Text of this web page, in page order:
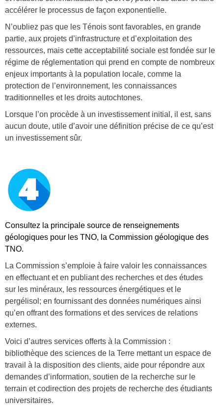
accélérer le processus de façon exponentielle.
N’oubliez pas que les Ténois sont favorables, en grande
partie, aux projets d’infrastructure et d’exploitation des
ressources, mais cette acceptabilité sociale est fondée sur le
régime de réglementation qui prend en compte de nombreux
enjeux importants à la population locale, comme la
protection de l’environnement, les connaissances
traditionnelles et les droits autochtones.
Lorsque l’on procède à un investissement initial, il est, sans
aucun doute, utile d’avoir une définition précise de ce qu’est
un investissement sûr.
n
u
b
e
r
_
4
.
p
n
g
Consultez la principale source de renseignements
géologiques pour les TNO, la Commission géologique des
TNO.
La Commission s’emploie à faire valoir les connaissances
en effectuant et en publiant des recherches et des études
sur les minéraux, les ressources énergétiques et le
pergélisol; en fournissant des données numériques ainsi
qu’en offrant des formations et des services de relations
externes.
Voici d’autres services offerts à la Commission :
bibliothèque des sciences de la Terre mettant un espace de
travail à la disposition des clients, aide pour répondre aux
demandes d’information, soutien de la recherche sur le
terrain et codirection des projets de recherche des étudiants
universitaires.